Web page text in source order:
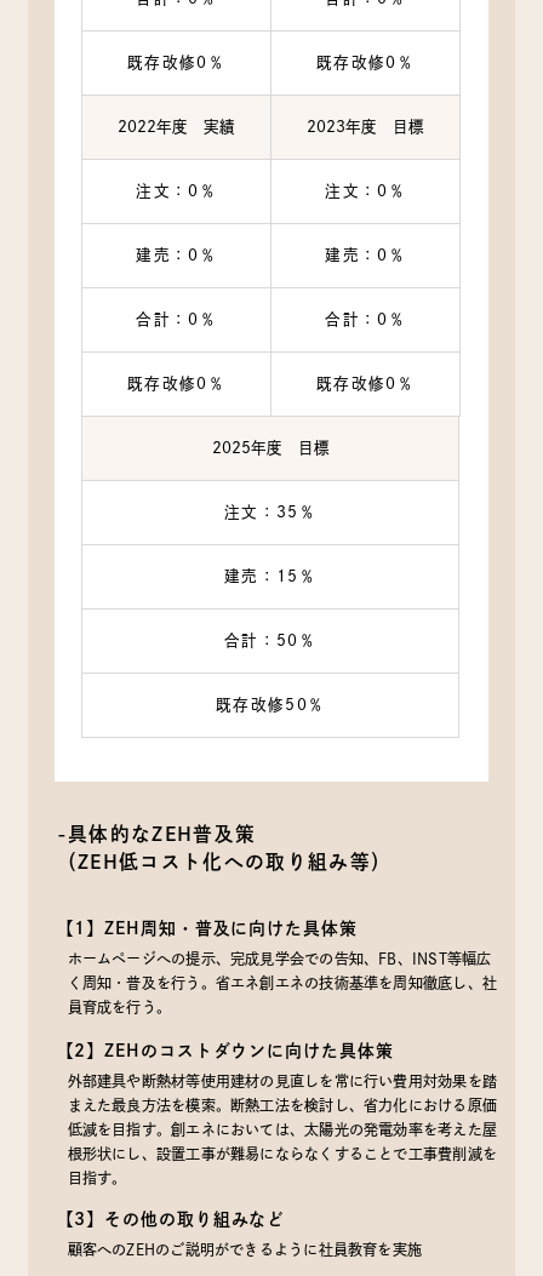
既存改修0％ 既存改修0％
2022年度 実績 2023年度 目標
注文：0％ 注文：0％
建売：0％ 建売：0％
合計：0％ 合計：0％
既存改修0％ 既存改修0％
2025年度 目標
注文：35％
建売：15％
合計：50％
既存改修50％
-具体的なZEH普及策
（ZEH低コスト化への取り組み等）
【1】ZEH周知・普及に向けた具体策
ホームページへの提示、完成見学会での告知、FB、INST等幅広
く周知・普及を行う。省エネ創エネの技術基準を周知徹底し、社
員育成を行う。
【2】ZEHのコストダウンに向けた具体策
外部建具や断熱材等使用建材の見直しを常に行い費用対効果を踏
まえた最良方法を模索。断熱工法を検討し、省力化における原価
低減を目指す。創エネにおいては、太陽光の発電効率を考えた屋
根形状にし、設置工事が難易にならなくすることで工事費削減を
目指す。
【3】その他の取り組みなど
顧客へのZEHのご説明ができるように社員教育を実施